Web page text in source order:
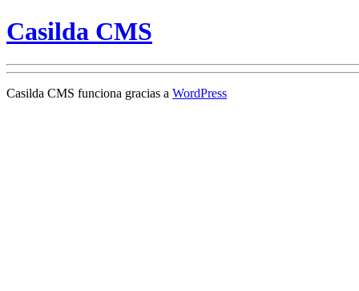
Casilda CMS
Casilda CMS funciona gracias a WordPress